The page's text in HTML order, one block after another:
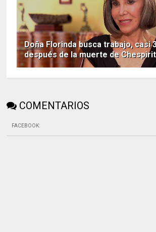
Doña Florinda busca trabajo, casi
después de la muerte de
COMENTARIOS
FACEBOOK: